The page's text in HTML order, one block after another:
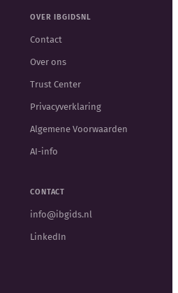
OVER IBGIDSNL
Contact
Over ons
Trust Center
Privacyverklaring
Algemene Voorwaarden
AI-info
CONTACT
info@ibgids.nl
LinkedIn